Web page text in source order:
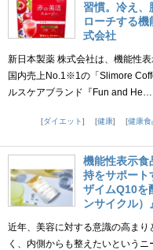
習慣。冷え
ローチする
式会社
新日本製薬 株式会社は、機能性
国内売上No.1※1の「Slimore
ルスケアブランド『Fun and
ダイエット
健康 健康食
機能性表示食
持をサポート
ザイムQ10
ンサイクル
近年、美容に対する意識の高ま
く、内側からも整えたいという